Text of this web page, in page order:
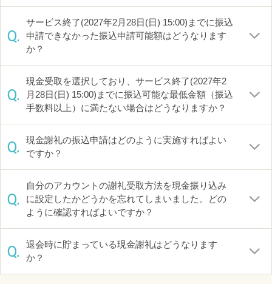
Q.
サービス終了(2027年2月28日(日) 15:00)までに振込
申請できなかった振込申請可能額はどうなります
か？
Q.
現金受取を選択しており、サービス終了(2027年2
月28日(日) 15:00)までに振込可能な最低金額（振込
手数料以上）に満たない場合はどうなりますか？
Q.
現金謝礼の振込申請はどのように実施すればよい
ですか？
Q.
自分のアカウントの謝礼受取方法を現金振り込み
に設定したかどうかを忘れてしまいました。どの
ように確認すればよいですか？
Q.
退会時に貯まっている現金謝礼はどうなります
か？